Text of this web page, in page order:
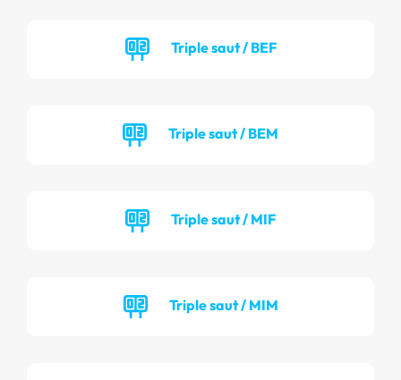
Triple saut / BEF
Triple saut / BEM
Triple saut / MIF
Triple saut / MIM